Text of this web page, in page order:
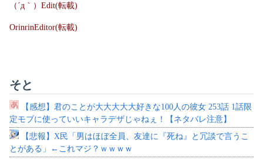
（´д｀）Edit(転載)
OrinrinEditor(転載)
そと
【感想】君のことが大大大大大好きな100人の彼女 253話 1話限
定モブに使っていいキャラデザじゃねぇ！【ネタバレ注意】
【悲報】X民「男はほぼ全員、友達に『死ね』と冗談で言うこ
とがある」←これマジ？ｗｗｗｗ